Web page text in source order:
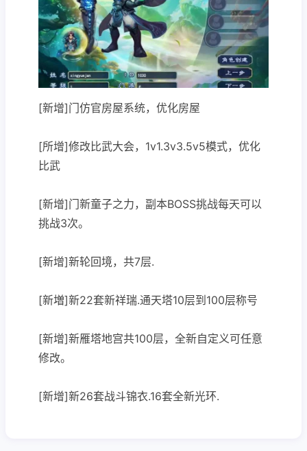
[新增]门仿官房屋系统，优化房屋
[所增]修改比武大会，1v1.3v3.5v5模式，优化
比武
[新增]门新童子之力，副本BOSS挑战每天可以
挑战3次。
[新增]新轮回境，共7层.
[新増]新22套新祥瑞.通天塔10层到100层称号
[新增]新雁塔地宫共100层，全新自定义可任意
修改。
[新增]新26套战斗锦衣.16套全新光环.